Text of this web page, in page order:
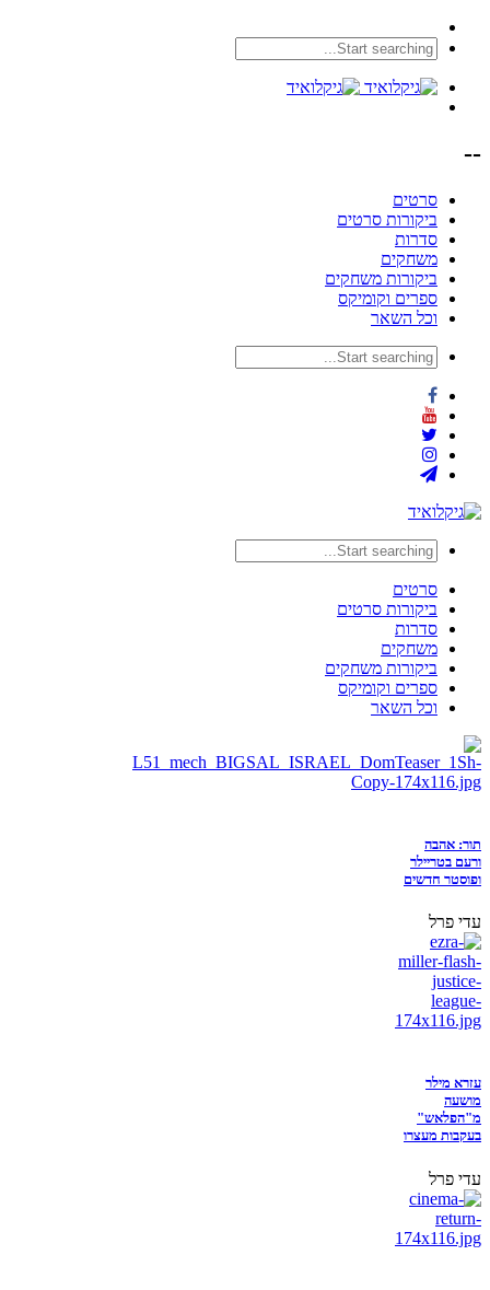
--
סרטים
ביקורות סרטים
סדרות
משחקים
ביקורות משחקים
ספרים וקומיקס
וכל השאר
סרטים
ביקורות סרטים
סדרות
משחקים
ביקורות משחקים
ספרים וקומיקס
וכל השאר
תור: אהבה
ורעם בטריילר
ופוסטר חדשים
עדי פרל
עזרא מילר
מושעה
מ"הפלאש"
בעקבות מעצרו
עדי פרל